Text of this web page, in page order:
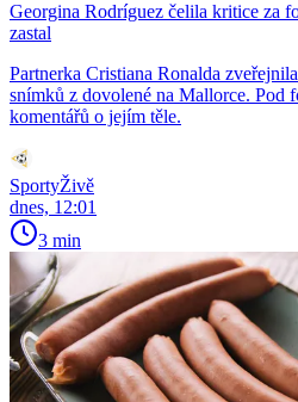
Georgina Rodríguez čelila kritice za
zastal
Partnerka Cristiana Ronalda
snímků z dovolené na Mallorce. Pod
komentářů o jejím těle.
SportyŽivě
dnes, 12:01
3 min